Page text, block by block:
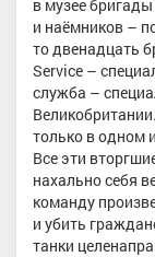
в музее
и наёмников –
то двенадцать
Service –
служба –
только в одном
Все эти
нахально себя
команду
и убить
танки